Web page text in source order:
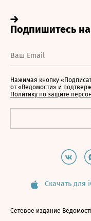
Нажимая кнопку
от «Ведомости» и
Политику по защите
Скачать для
Сетевое издание